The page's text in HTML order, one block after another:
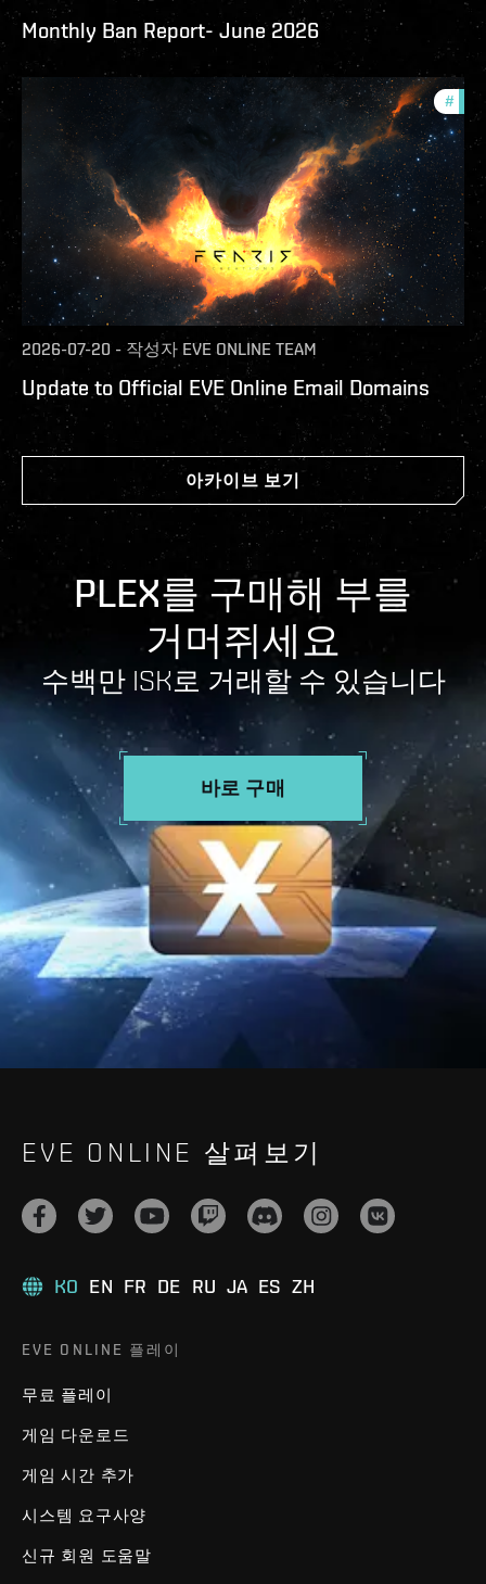
Monthly Ban Report- June 2026
#
2026-07-20 - 작성자 EVE ONLINE TEAM
Update to Official EVE Online Email Domains
아카이브 보기
PLEX를 구매해 부를
거머쥐세요
수백만 ISK로 거래할 수 있습니다
바로 구매
EVE ONLINE 살펴보기
KO EN FR DE RU JA ES ZH
EVE ONLINE 플레이
무료 플레이
게임 다운로드
게임 시간 추가
시스템 요구사양
신규 회원 도움말